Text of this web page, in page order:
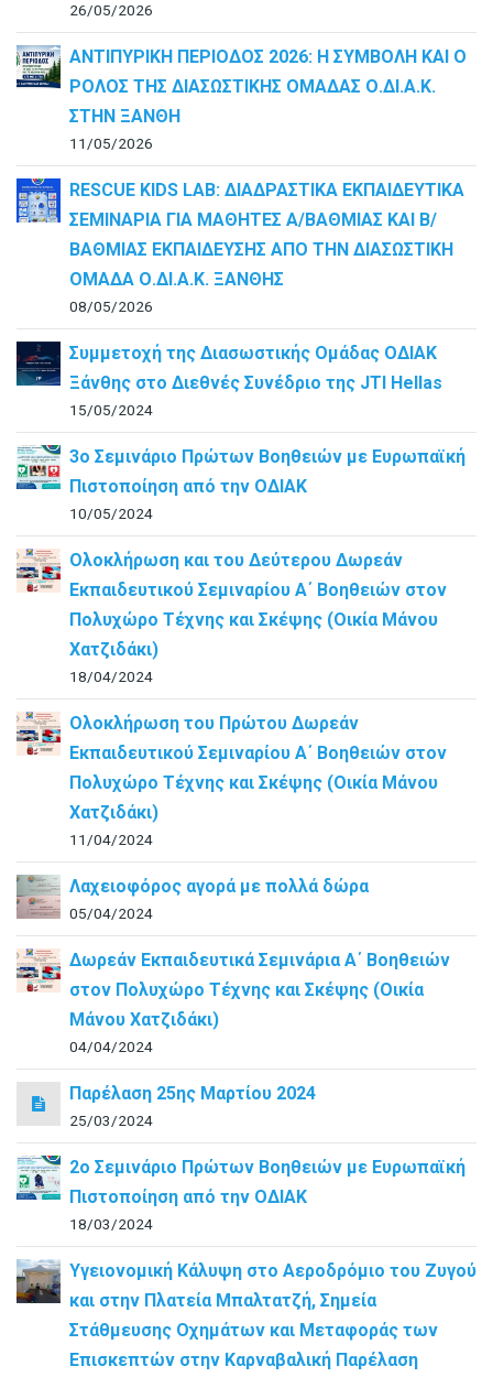
26/05/2026
ΑΝΤΙΠΥΡΙΚΗ ΠΕΡΙΟΔΟΣ 2026: Η ΣΥΜΒΟΛΗ ΚΑΙ Ο
ΡΟΛΟΣ ΤΗΣ ΔΙΑΣΩΣΤΙΚΗΣ ΟΜΑΔΑΣ Ο.ΔΙ.Α.Κ.
ΣΤΗΝ ΞΑΝΘΗ
11/05/2026
RESCUE KIDS LAB: ΔΙAΔΡΑΣΤΙΚΑ ΕΚΠΑΙΔΕΥΤΙΚΑ
ΣΕΜΙΝΑΡΙΑ ΓΙΑ ΜΑΘΗΤΕΣ Α/ΒΑΘΜΙΑΣ ΚΑΙ Β/
ΒΑΘΜΙΑΣ ΕΚΠΑΙΔΕΥΣΗΣ ΑΠΟ ΤΗΝ ΔΙΑΣΩΣΤΙΚΗ
ΟΜΑΔΑ Ο.ΔΙ.Α.Κ. ΞΑΝΘΗΣ
08/05/2026
Συμμετοχή της Διασωστικής Ομάδας ΟΔΙΑΚ
Ξάνθης στο Διεθνές Συνέδριο της JTI Hellas
15/05/2024
3ο Σεμινάριο Πρώτων Βοηθειών με Ευρωπαϊκή
Πιστοποίηση από την ΟΔΙΑΚ
10/05/2024
Ολοκλήρωση και του Δεύτερου Δωρεάν
Εκπαιδευτικού Σεμιναρίου Α΄ Βοηθειών στον
Πολυχώρο Τέχνης και Σκέψης (Οικία Μάνου
Χατζιδάκι)
18/04/2024
Ολοκλήρωση του Πρώτου Δωρεάν
Εκπαιδευτικού Σεμιναρίου Α΄ Βοηθειών στον
Πολυχώρο Τέχνης και Σκέψης (Οικία Μάνου
Χατζιδάκι)
11/04/2024
Λαχειοφόρος αγορά με πολλά δώρα
05/04/2024
Δωρεάν Εκπαιδευτικά Σεμινάρια Α΄ Βοηθειών
στον Πολυχώρο Τέχνης και Σκέψης (Οικία
Μάνου Χατζιδάκι)
04/04/2024
Παρέλαση 25ης Μαρτίου 2024
25/03/2024
2ο Σεμινάριο Πρώτων Βοηθειών με Ευρωπαϊκή
Πιστοποίηση από την ΟΔΙΑΚ
18/03/2024
Υγειονομική Κάλυψη στο Αεροδρόμιο του Ζυγού
και στην Πλατεία Μπαλτατζή, Σημεία
Στάθμευσης Οχημάτων και Μεταφοράς των
Επισκεπτών στην Καρναβαλική Παρέλαση